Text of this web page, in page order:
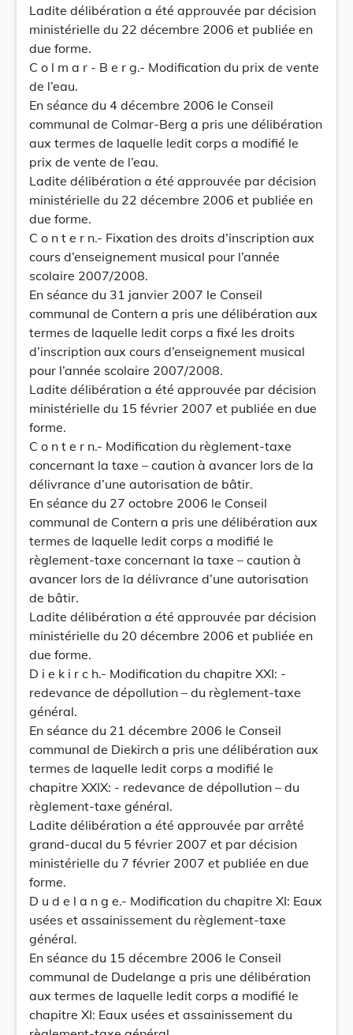
Ladite délibération a été approuvée par décision
ministérielle du 22 décembre 2006 et publiée en
due forme.
C o l m a r - B e r g.- Modification du prix de vente
de l’eau.
En séance du 4 décembre 2006 le Conseil
communal de Colmar-Berg a pris une délibération
aux termes de laquelle ledit corps a modifié le
prix de vente de l’eau.
Ladite délibération a été approuvée par décision
ministérielle du 22 décembre 2006 et publiée en
due forme.
C o n t e r n.- Fixation des droits d’inscription aux
cours d’enseignement musical pour l’année
scolaire 2007/2008.
En séance du 31 janvier 2007 le Conseil
communal de Contern a pris une délibération aux
termes de laquelle ledit corps a fixé les droits
d’inscription aux cours d’enseignement musical
pour l’année scolaire 2007/2008.
Ladite délibération a été approuvée par décision
ministérielle du 15 février 2007 et publiée en due
forme.
C o n t e r n.- Modification du règlement-taxe
concernant la taxe – caution à avancer lors de la
délivrance d’une autorisation de bâtir.
En séance du 27 octobre 2006 le Conseil
communal de Contern a pris une délibération aux
termes de laquelle ledit corps a modifié le
règlement-taxe concernant la taxe – caution à
avancer lors de la délivrance d’une autorisation
de bâtir.
Ladite délibération a été approuvée par décision
ministérielle du 20 décembre 2006 et publiée en
due forme.
D i e k i r c h.- Modification du chapitre XXI: -
redevance de dépollution – du règlement-taxe
général.
En séance du 21 décembre 2006 le Conseil
communal de Diekirch a pris une délibération aux
termes de laquelle ledit corps a modifié le
chapitre XXIX: - redevance de dépollution – du
règlement-taxe général.
Ladite délibération a été approuvée par arrêté
grand-ducal du 5 février 2007 et par décision
ministérielle du 7 février 2007 et publiée en due
forme.
D u d e l a n g e.- Modification du chapitre XI: Eaux
usées et assainissement du règlement-taxe
général.
En séance du 15 décembre 2006 le Conseil
communal de Dudelange a pris une délibération
aux termes de laquelle ledit corps a modifié le
chapitre XI: Eaux usées et assainissement du